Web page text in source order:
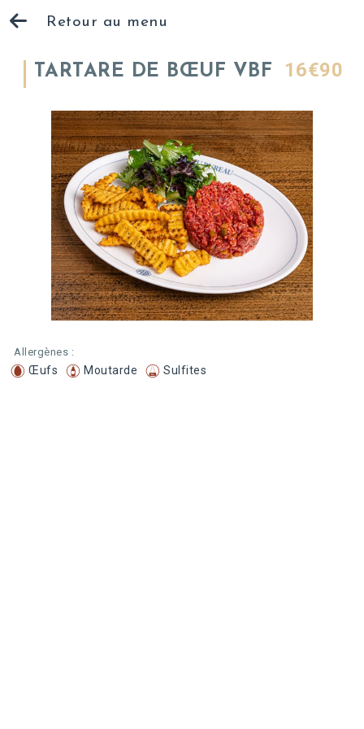
Retour au menu
TARTARE DE BŒUF VBF 16€90
Allergènes :
Œufs Moutarde Sulfites